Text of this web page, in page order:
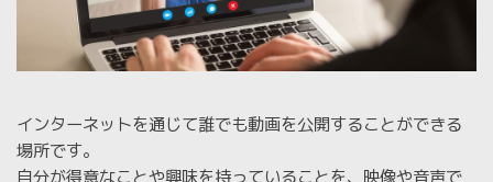
インターネットを通じて誰でも動画を公開することができる
場所です。
自分が得意なことや興味を持っていることを、映像や音声で